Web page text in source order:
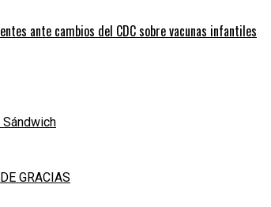
ante cambios del CDC sobre vacunas infantiles
Sándwich
GRACIAS